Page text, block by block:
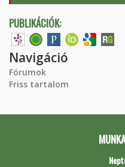
PUBLIKÁCIÓK:
Navigáció
Fórumok
Friss tartalom